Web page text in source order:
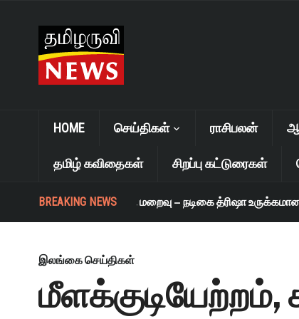
HOME செய்திகள் ராசிபலன்
தமிழ் கவிதைகள் சிறப்பு கட்டுரைகள்
BREAKING NEWS
எஸ். ஜானகி மறைவு – நடிகை த்ரிஷா உருக்கமான
இலங்கை செய்திகள்